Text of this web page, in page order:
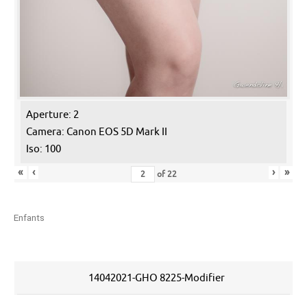
Aperture: 2
Camera: Canon EOS 5D Mark II
Iso: 100
«
‹ of 22 › »
Enfants
14042021-GHO 8225-Modifier